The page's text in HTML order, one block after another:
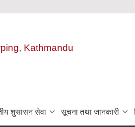
Kathmandu
शुसासन सेवा सूचना तथा जानकारी